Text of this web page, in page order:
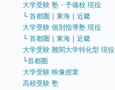
大学受験 塾・予備校 現役
└ 首都圏 ｜ 東海 ｜ 近畿
大学受験 個別指導塾 現役
└ 首都圏 ｜ 東海 ｜ 近畿
大学受験 難関大学特化型 現役
└首都圏
大学受験 映像授業
高校受験 塾